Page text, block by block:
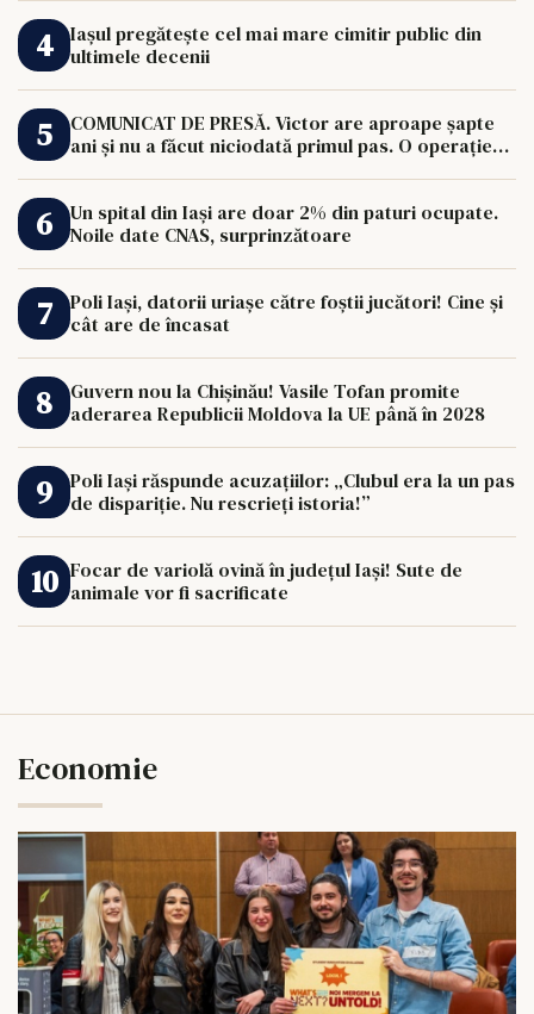
Iașul pregătește cel mai mare cimitir public din
ultimele decenii
COMUNICAT DE PRESĂ. Victor are aproape șapte
ani și nu a făcut niciodată primul pas. O operație
Un spital din Iași are doar 2% din paturi ocupate.
Noile date CNAS, surprinzătoare
Poli Iași, datorii uriașe către foștii jucători! Cine și
cât are de încasat
Guvern nou la Chișinău! Vasile Tofan promite
aderarea Republicii Moldova la UE până în 2028
Poli Iași răspunde acuzațiilor: „Clubul era la un pas
de dispariție. Nu rescrieți istoria!”
Focar de variolă ovină în județul Iași! Sute de
animale vor fi sacrificate
Economie